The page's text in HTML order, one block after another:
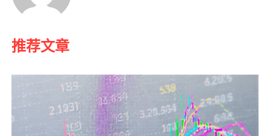
推荐文章